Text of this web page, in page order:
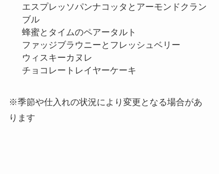
エスプレッソパンナコッタとアーモンドクラン
ブル
蜂蜜とタイムのペアータルト
ファッジブラウニーとフレッシュベリー
ウィスキーカヌレ
チョコレートレイヤーケーキ
※季節や仕入れの状況により変更となる場合があ
ります